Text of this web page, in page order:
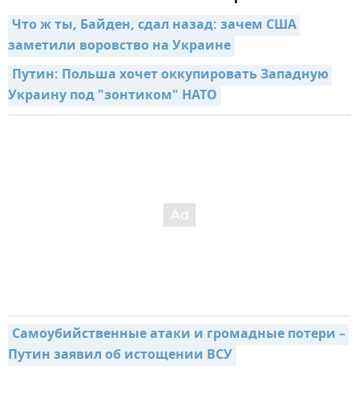
Что ж ты, Байден, сдал назад: зачем США
заметили воровство на Украине
Путин: Польша хочет оккупировать Западную
Украину под "зонтиком" НАТО
Самоубийственные атаки и громадные потери –
Путин заявил об истощении ВСУ